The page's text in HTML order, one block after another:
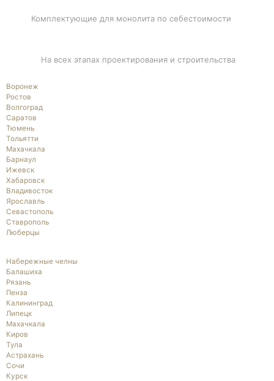
Комплектующие для монолита по себестоимости
На всех этапах проектирования и строительства
Воронеж
Ростов
Волгоград
Саратов
Тюмень
Тольятти
Махачкала
Барнаул
Ижевск
Хабаровск
Владивосток
Ярославль
Севастополь
Ставрополь
Люберцы
Набережные челны
Балашиха
Рязань
Пенза
Калининград
Липецк
Махачкала
Киров
Тула
Астрахань
Сочи
Курск